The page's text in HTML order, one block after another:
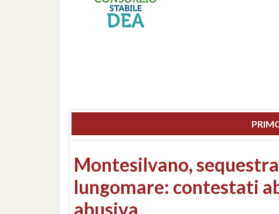
Consiglio regionale:
Consorzi di bonifica e